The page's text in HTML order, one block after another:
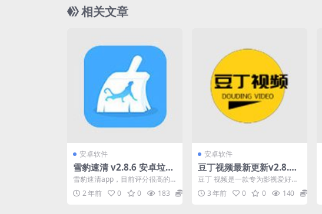
相关文章
安卓软件
雪豹速清 v2.8.6 安卓垃圾
清理工具，扫描速度超
快，智能文件分类，一建
清理垃圾
雪豹速清app，目前评分很高的
一款安卓垃圾清理工具，特色功
能自动扫全盘，扫描速度...
2 年前 0 0 183
安卓软件
豆丁视频最新更新v2.8.8
一款专为影视爱好者打造
的影视播放软件
豆丁 视频是一款专为影视爱好者
打造的影视播放软件。 用户可以
直接在软件的搜索栏中...
3 年前 0 0 140